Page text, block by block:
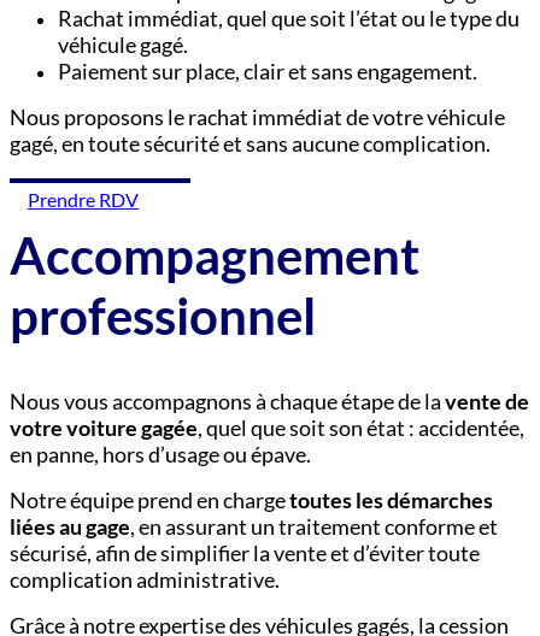
Rachat immédiat, quel que soit l’état ou le type du
véhicule gagé.
Paiement sur place, clair et sans engagement.
Nous proposons le rachat immédiat de votre véhicule
gagé, en toute sécurité et sans aucune complication.
Prendre RDV
Accompagnement
professionnel
Nous vous accompagnons à chaque étape de lavente de
votre voiture gagée, quel que soit son état : accidentée,
en panne, hors d’usage ou épave.
Notre équipe prend en chargetoutes les démarches
liées au gage, en assurant un traitement conforme et
sécurisé, afin de simplifier la vente et d’éviter toute
complication administrative.
Grâce à notre expertise des véhicules gagés, la cession